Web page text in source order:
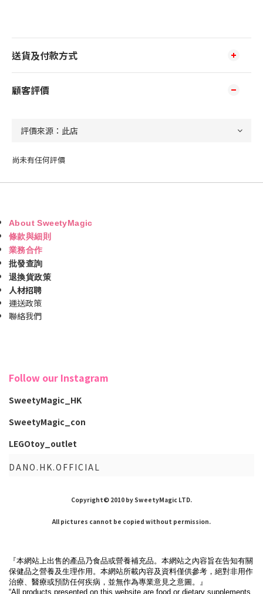
送貨及付款方式
顧客評價
尚未有任何評價
About SweetyMagic
條款與細則
業務合作
批發查詢
退換貨政策
人材招聘
運送政策
聯絡我們
Follow our Instagram
SweetyMagic_HK
SweetyMagic_con
LEGOtoy_outlet
DANO.HK.OFFICIAL
Copyright© 2010 by SweetyMagic LTD.
All pictures cannot be copied without permission.
『本網站上出售的產品乃食品或營養補充品。本網站之內容旨在告知有關
保健品之營養及生理作用。本網站所載內容及資料僅供參考，絕對非用作
治療、醫療或預防任何疾病，並無作為專業意見之意圖。』
“All products presented on this website are food or dietary supplements.